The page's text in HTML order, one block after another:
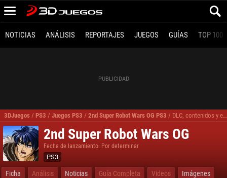
NOTICIAS ANÁLISIS REPORTAJES JUEGOS GUÍAS TOP 100
3DJuegos / PS3 / Juegos PS3 / 2nd Super Robot Wars OG PS3 / DLC, contenidos y expansiones 2nd Super Robot Wars OG PS3
2nd Super Robot Wars OG
Fecha de lanzamiento: Por determinar
PS3
Ficha Análisis Noticias Guía Completa Videos
Imágenes